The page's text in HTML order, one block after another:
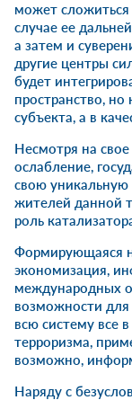
может сложиться
случае ее
а затем и
другие центры
будет
пространство, но
субъекта, а в
Несмотря на
ослабление,
свою уникальную
жителей данной
роль
Формирующаяся
экономизация,
международных
возможности
всю систему все
терроризма,
возможно,
Наряду с